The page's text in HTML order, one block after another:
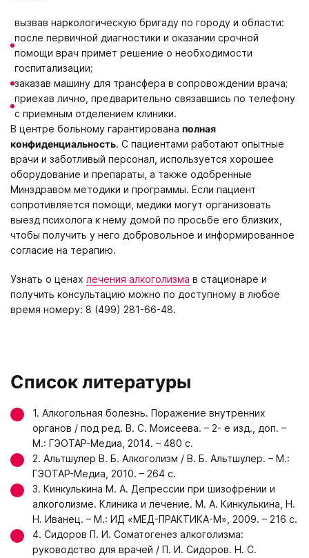
вызвав наркологическую бригаду по городу и области:
после первичной диагностики и оказании срочной
помощи врач примет решение о необходимости
госпитализации;
заказав машину для трансфера в сопровождении врача;
приехав лично, предварительно связавшись по телефону
с приемным отделением клиники.
В центре больному гарантирована полная
конфиденциальность. С пациентами работают опытные
врачи и заботливый персонал, используется хорошее
оборудование и препараты, а также одобренные
Минздравом методики и программы. Если пациент
сопротивляется помощи, медики могут организовать
выезд психолога к нему домой по просьбе его близких,
чтобы получить у него добровольное и информированное
согласие на терапию.
Узнать о ценах лечения алкоголизма в стационаре и
получить консультацию можно по доступному в любое
время номеру: 8 (499) 281-66-48.
Список литературы
1. Алкогольная болезнь. Поражение внутренних
органов / под ред. В. С. Моисеева. – 2- е изд., доп. –
М.: ГЭОТАР-Медиа, 2014. – 480 с.
2. Альтшулер В. Б. Алкоголизм / В. Б. Альтшулер. – М.:
ГЭОТАР-Медиа, 2010. – 264 с.
3. Кинкулькина М. А. Депрессии при шизофрении и
алкоголизме. Клиника и лечение. М. А. Кинкулькина, Н.
Н. Иванец. – М.: ИД «МЕД-ПРАКТИКА-М», 2009. – 216 с.
4. Сидоров П. И. Соматогенез алкоголизма:
руководство для врачей / П. И. Сидоров. Н. С.